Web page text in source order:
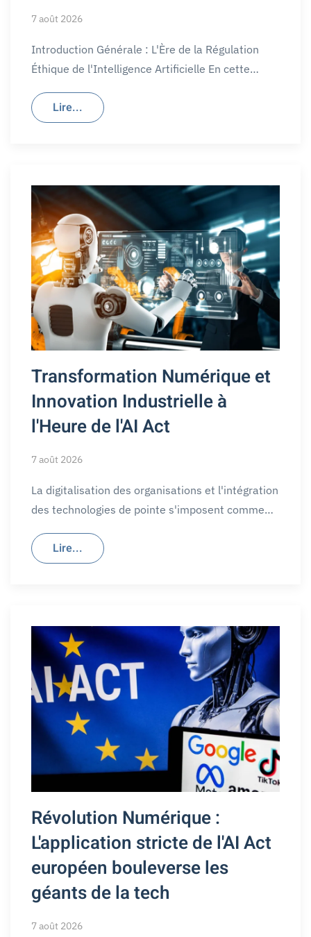
7 août 2026
Introduction Générale : L'Ère de la Régulation
Éthique de l'Intelligence Artificielle En cette…
Lire...
Transformation Numérique et
Innovation Industrielle à
l'Heure de l'AI Act
7 août 2026
La digitalisation des organisations et l'intégration
des technologies de pointe s'imposent comme…
Lire...
Révolution Numérique :
L'application stricte de l'AI Act
européen bouleverse les
géants de la tech
7 août 2026